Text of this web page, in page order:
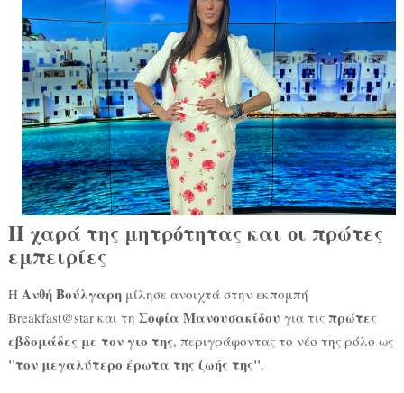
Η χαρά της μητρότητας και οι πρώτες
εμπειρίες
Η Ανθή Βούλγαρημίλησε ανοιχτά στην εκπομπή
Breakfast@star και τη Σοφία Μανουσακίδου για τις πρώτες
εβδομάδες με τον γιο της, περιγράφοντας το νέο της ρόλο ως
"τον μεγαλύτερο έρωτα της ζωής της".